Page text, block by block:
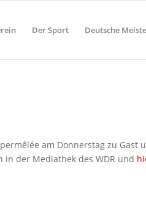
Der Sport Deutsche
am Donnerstag zu
der Mediathek des WDR und